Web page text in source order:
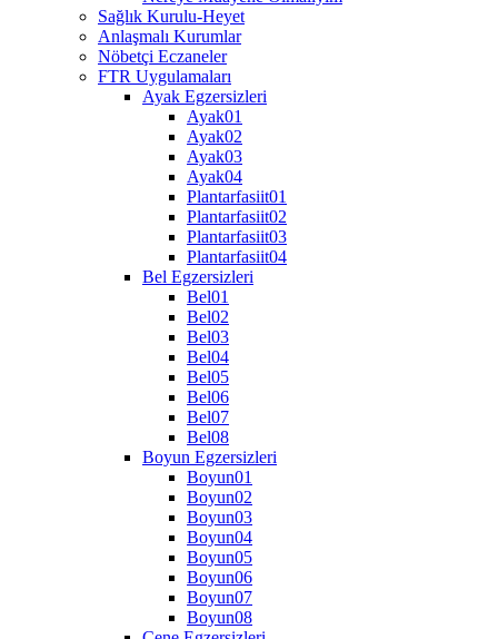
Sağlık Kurulu-Heyet
Anlaşmalı Kurumlar
Nöbetçi Eczaneler
FTR Uygulamaları
Ayak Egzersizleri
Ayak01
Ayak02
Ayak03
Ayak04
Plantarfasiit01
Plantarfasiit02
Plantarfasiit03
Plantarfasiit04
Bel Egzersizleri
Bel01
Bel02
Bel03
Bel04
Bel05
Bel06
Bel07
Bel08
Boyun Egzersizleri
Boyun01
Boyun02
Boyun03
Boyun04
Boyun05
Boyun06
Boyun07
Boyun08